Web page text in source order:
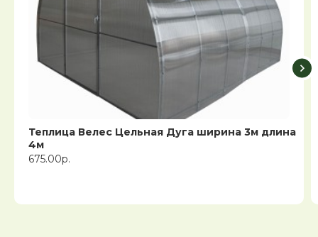
Теплица Велес Цельная Дуга ширина 3м длина
4м
675.00р.